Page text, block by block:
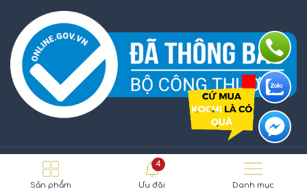
KOCHI.VN
Sản phẩm
4
Ưu đãi Danh mục